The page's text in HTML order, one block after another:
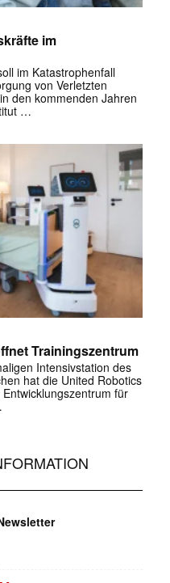
im
im Katastrophenfall
von Verletzten
den kommenden Jahren
…
Trainingszentrum
Intensivstation des
hat die United Robotics
für